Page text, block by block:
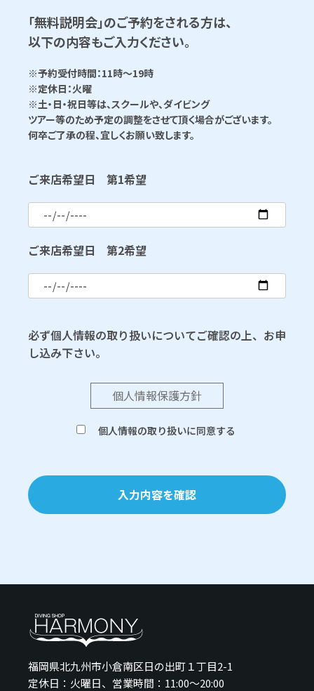
「無料説明会」のご予約をされる方は、
以下の内容もご入力ください。
※予約受付時間：11時〜19時
※定休日：火曜
※土・日・祝日等は、スクールや、ダイビング
ツアー等のため予定の調整をさせて頂く場合がございます。
何卒ご了承の程、宜しくお願い致します。
ご来店希望日 第1希望
ご来店希望日 第2希望
必ず個人情報の取り扱いについてご確認の上、お申
し込み下さい。
個人情報保護方針
個人情報の取り扱いに同意する
入力内容を確認
福岡県北九州市小倉南区日の出町１丁目2-1
定休日：火曜日、営業時間：11:00～20:00